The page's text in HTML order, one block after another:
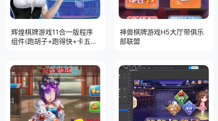
辉煌棋牌游戏11合一版程序
组件(跑胡子+跑得快+卡五星
神兽棋牌游戏H5大厅带俱乐
部联盟